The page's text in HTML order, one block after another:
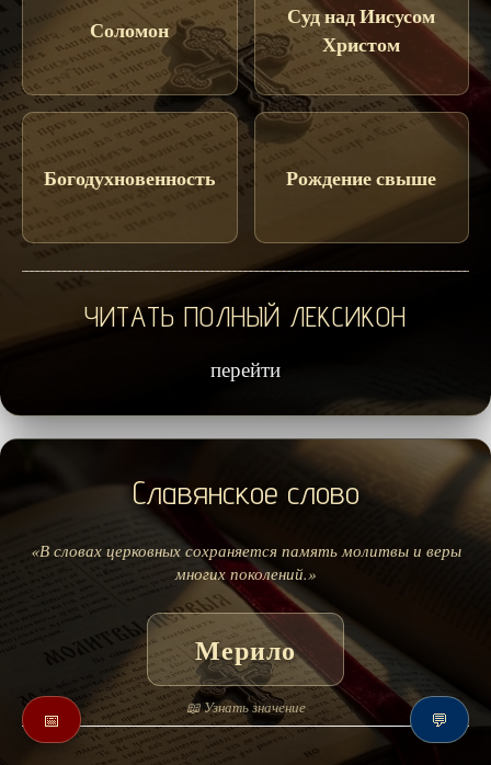
Соломон
Суд над Иисусом
Христом
Богодухновенность Рождение свыше
ЧИТАТЬ ПОЛНЫЙ ЛЕКСИКОН
перейти
Славянское слово
«В словах церковных сохраняется память молитвы и веры
многих поколений.»
Мерило
📖 Узнать значение
📅 💬